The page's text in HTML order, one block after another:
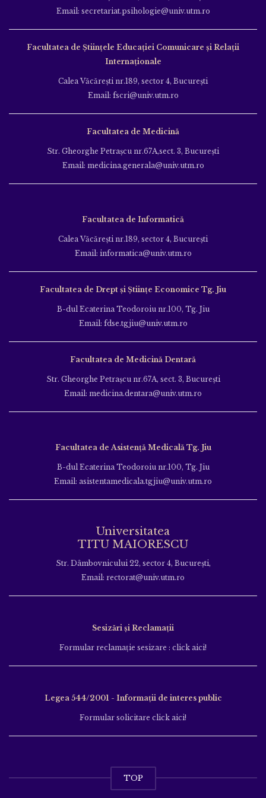
Email: secretariat.psihologie@univ.utm.ro
Facultatea de Ştiinţele Educației Comunicare și Relații
Internaționale
Calea Văcăreşti nr.189, sector 4, Bucureşti
Email: fscri@univ.utm.ro
Facultatea de Medicină
Str. Gheorghe Petraşcu nr.67A,sect. 3, Bucureşti
Email: medicina.generala@univ.utm.ro
Facultatea de Informatică
Calea Văcăreşti nr.189, sector 4, Bucureşti
Email: informatica@univ.utm.ro
Facultatea de Drept și Științe Economice Tg. Jiu
B-dul Ecaterina Teodoroiu nr.100, Tg. Jiu
Email: fdse.tgjiu@univ.utm.ro
Facultatea de Medicină Dentară
Str. Gheorghe Petraşcu nr.67A, sect. 3, Bucureşti
Email: medicina.dentara@univ.utm.ro
Facultatea de Asistență Medicală Tg. Jiu
B-dul Ecaterina Teodoroiu nr.100, Tg. Jiu
Email: asistentamedicala.tgjiu@univ.utm.ro
Universitatea
TITU MAIORESCU
Str. Dâmbovnicului 22, sector 4, București,
Email: rectorat@univ.utm.ro
Sesizări și Reclamații
Formular reclamație sesizare : click aici!
Legea 544/2001 - Informații de interes public
Formular solicitare click aici!
TOP